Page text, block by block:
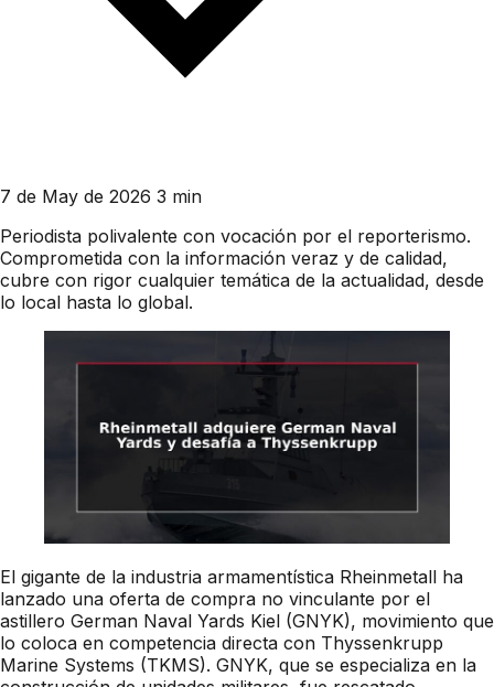
7 de May de 2026 3 min
Periodista polivalente con vocación por el reporterismo.
Comprometida con la información veraz y de calidad,
cubre con rigor cualquier temática de la actualidad, desde
lo local hasta lo global.
El gigante de la industria armamentística Rheinmetall ha
lanzado una oferta de compra no vinculante por el
astillero German Naval Yards Kiel (GNYK), movimiento que
lo coloca en competencia directa con Thyssenkrupp
Marine Systems (TKMS). GNYK, que se especializa en la